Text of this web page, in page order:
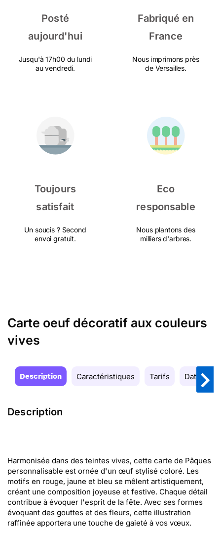
Posté
aujourd'hui
Jusqu'à 17h00 du lundi
au vendredi.
Fabriqué en
France
Nous imprimons près
de Versailles.
Toujours
satisfait
Un soucis ? Second
envoi gratuit.
Eco
responsable
Nous plantons des
milliers d'arbres.
Carte oeuf décoratif aux couleurs
vives
Description Caractéristiques Tarifs Date de
Description
Harmonisée dans des teintes vives, cette carte de Pâques
personnalisable est ornée d'un œuf stylisé coloré. Les
motifs en rouge, jaune et bleu se mêlent artistiquement,
créant une composition joyeuse et festive. Chaque détail
contribue à évoquer l'esprit de la fête. Avec ses formes
évoquant des gouttes et des fleurs, cette illustration
raffinée apportera une touche de gaieté à vos vœux.